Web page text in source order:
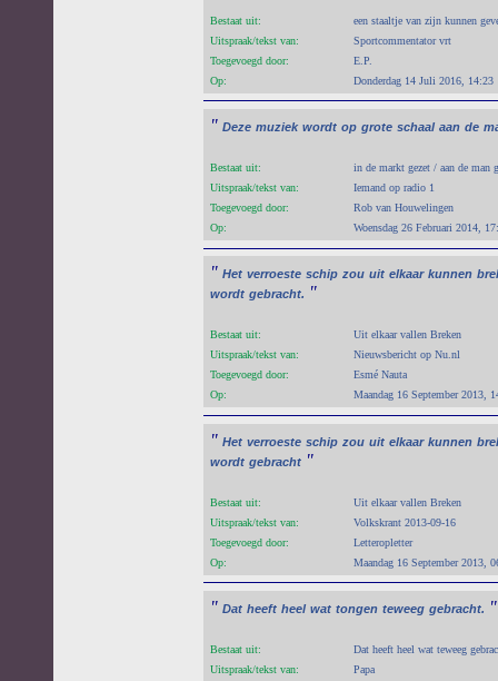
Bestaat uit:
een staaltje van zijn kunnen
Uitspraak/tekst van:
Sportcommentator vrt
Toegevoegd door:
E.P.
Op:
Donderdag 14 Juli 2016, 14:23
" Deze muziek wordt op grote schaal aan de
Bestaat uit:
in de markt gezet / aan de man
Uitspraak/tekst van:
Iemand op radio 1
Toegevoegd door:
Rob van Houwelingen
Op:
Woensdag 26 Februari 2014,
" Het verroeste schip zou uit elkaar kunnen
wordt gebracht. "
Bestaat uit:
Uit elkaar vallen Breken
Uitspraak/tekst van:
Nieuwsbericht op Nu.nl
Toegevoegd door:
Esmé Nauta
Op:
Maandag 16 September 2013,
" Het verroeste schip zou uit elkaar kunnen
wordt gebracht "
Bestaat uit:
Uit elkaar vallen Breken
Uitspraak/tekst van:
Volkskrant 2013-09-16
Toegevoegd door:
Letteropletter
Op:
Maandag 16 September 2013,
" Dat heeft heel wat tongen teweeg gebracht. "
Bestaat uit:
Dat heeft heel wat teweeg
Uitspraak/tekst van:
Papa